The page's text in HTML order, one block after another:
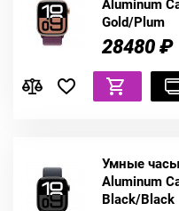
Aluminum
Gold/Plum
28480 ₽
Умные часы
Aluminum
Black/Black